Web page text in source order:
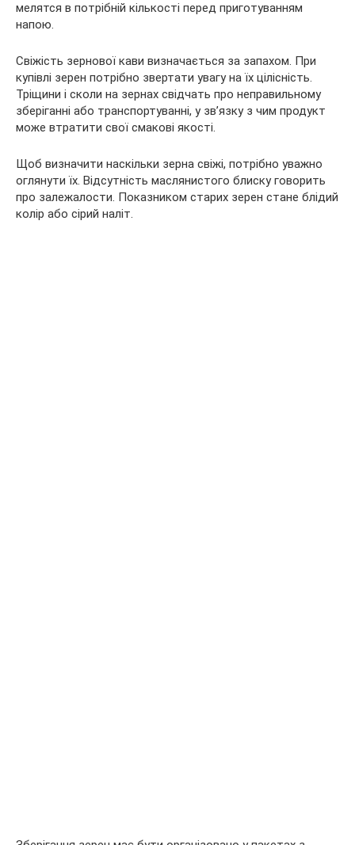
мелятся в потрібній кількості перед приготуванням
напою.
Свіжість зернової кави визначається за запахом. При
купівлі зерен потрібно звертати увагу на їх цілісність.
Тріщини і сколи на зернах свідчать про неправильному
зберіганні або транспортуванні, у зв’язку з чим продукт
може втратити свої смакові якості.
Щоб визначити наскільки зерна свіжі, потрібно уважно
оглянути їх. Відсутність маслянистого блиску говорить
про залежалости. Показником старих зерен стане блідий
колір або сірий наліт.